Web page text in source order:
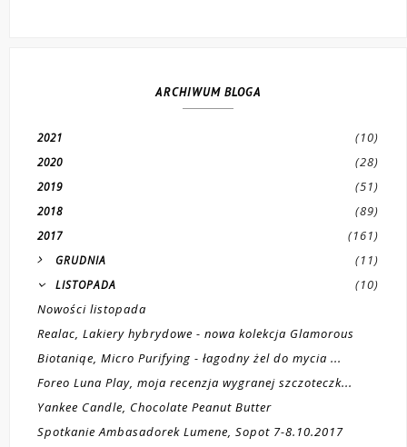
ARCHIWUM BLOGA
2021 (10)
2020 (28)
2019 (51)
2018 (89)
2017 (161)
GRUDNIA (11)
LISTOPADA
(10)
Nowości listopada
Realac, Lakiery hybrydowe - nowa kolekcja Glamorous
Biotaniqe, Micro Purifying - łagodny żel do mycia ...
Foreo Luna Play, moja recenzja wygranej szczoteczk...
Yankee Candle, Chocolate Peanut Butter
Spotkanie Ambasadorek Lumene, Sopot 7-8.10.2017